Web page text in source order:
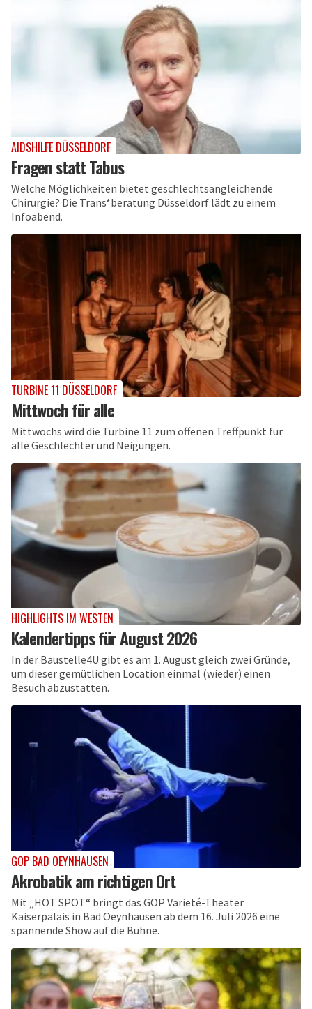
AIDSHILFE DÜSSELDORF
Fragen statt Tabus
Welche Möglichkeiten bietet geschlechtsangleichende
Chirurgie? Die Trans*beratung Düsseldorf lädt zu einem
Infoabend.
TURBINE 11 DÜSSELDORF
Mittwoch für alle
Mittwochs wird die Turbine 11 zum offenen Treffpunkt für
alle Geschlechter und Neigungen.
HIGHLIGHTS IM WESTEN
Kalendertipps für August 2026
In der Baustelle4U gibt es am 1. August gleich zwei Gründe,
um dieser gemütlichen Location einmal (wieder) einen
Besuch abzustatten.
GOP BAD OEYNHAUSEN
Akrobatik am richtigen Ort
Mit „HOT SPOT“ bringt das GOP Varieté-Theater
Kaiserpalais in Bad Oeynhausen ab dem 16. Juli 2026 eine
spannende Show auf die Bühne.